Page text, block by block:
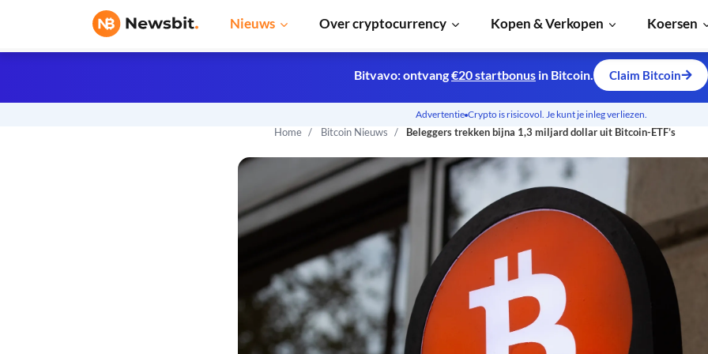
Nieuws Over cryptocurrency Kopen & Verkopen Koersen
Home Bitcoin Nieuws Beleggers trekken bijna 1,3 miljard dollar uit Bitcoin-ETF’s
Bitvavo: ontvang€20 startbonus in Bitcoin. Claim Bitcoin
Advertentie Crypto is risicovol. Je kunt je inleg verliezen.